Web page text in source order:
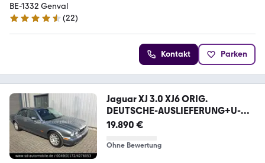
BE-1332 Genval
4.7 Sterne
(22)
Kontakt Parken
Jaguar XJ 3.0 XJ6 ORIG.
DEUTSCHE-AUSLIEFERUNG+U-
FREI+SH
19.890 €
Ohne Bewertung